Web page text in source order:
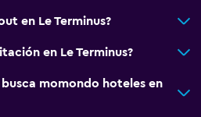
en Le Terminus?
en Le Terminus?
momondo hoteles en